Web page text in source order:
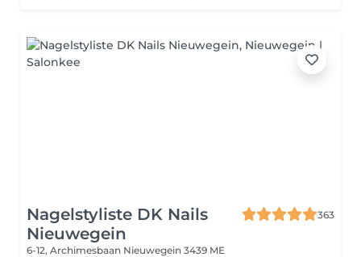
Nagelstyliste DK Nails
Nieuwegein
363
6-12, Archimesbaan Nieuwegein 3439 ME